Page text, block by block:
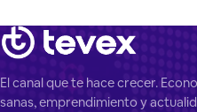
El canal que te hace crecer.
sanas, emprendimiento y